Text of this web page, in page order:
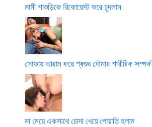
মামী শাশুড়িকে রিকোয়েস্ট করে চুদলাম
সোফায় আরাম করে শ্বশুর বৌমার শারীরিক সম্পর্ক
মা মেয়ে একসাথে চোদা খেয়ে পোয়াতি হলাম